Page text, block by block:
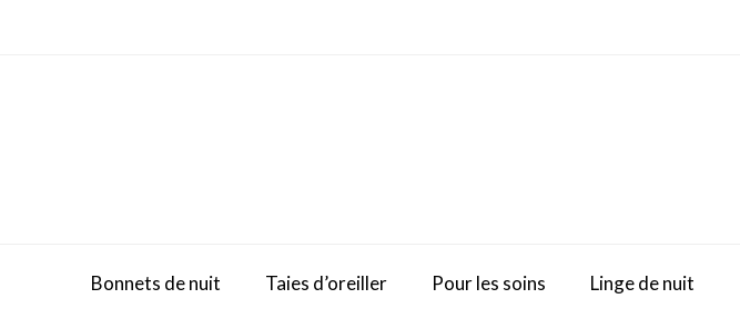
Bonnets de nuit Taies d’oreiller Pour les soins Linge de nuit